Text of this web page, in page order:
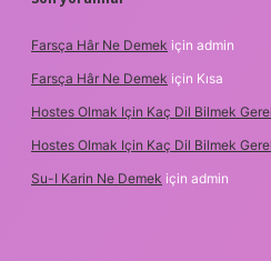
Farsça Hâr Ne Demek için admin
Farsça Hâr Ne Demek için Kısa
Hostes Olmak Için Kaç Dil Bilmek
Hostes Olmak Için Kaç Dil Bilmek
Su-I Karin Ne Demek için admin